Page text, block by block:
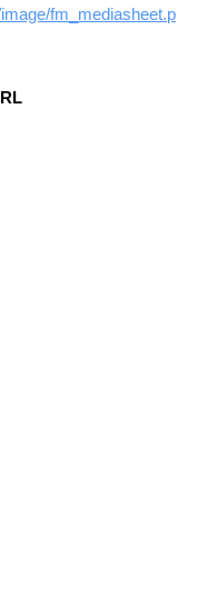
fm_mediasheet.p